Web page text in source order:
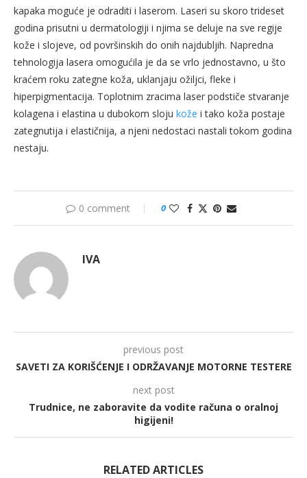
kapaka moguće je odraditi i laserom. Laseri su skoro trideset
godina prisutni u dermatologiji i njima se deluje na sve regije
kože i slojeve, od površinskih do onih najdubljih. Napredna
tehnologija lasera omogućila je da se vrlo jednostavno, u što
kraćem roku zategne koža, uklanjaju ožiljci, fleke i
hiperpigmentacija. Toplotnim zracima laser podstiče stvaranje
kolagena i elastina u dubokom sloju kože i tako koža postaje
zategnutija i elastičnija, a njeni nedostaci nastali tokom godina
nestaju.
0 comment 0
IVA
previous post
SAVETI ZA KORIŠĆENJE I ODRŽAVANJE MOTORNE TESTERE
next post
Trudnice, ne zaboravite da vodite računa o oralnoj
higijeni!
RELATED ARTICLES